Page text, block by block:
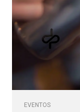
EVENTOS